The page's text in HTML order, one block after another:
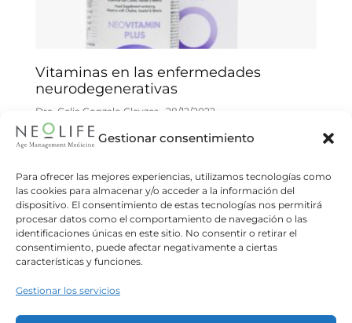
Gestionar consentimiento
Para ofrecer las mejores experiencias, utilizamos tecnologías como
las cookies para almacenar y/o acceder a la información del
dispositivo. El consentimiento de estas tecnologías nos permitirá
procesar datos como el comportamiento de navegación o las
identificaciones únicas en este sitio. No consentir o retirar el
consentimiento, puede afectar negativamente a ciertas
características y funciones.
Gestionar los servicios
Vitaminas en las enfermedades
neurodegenerativas
Dra. Celia Gonzalo Gleyzes 28/12/2022
Las vitaminas pueden ser beneficiosas para la
ciertas patologías neurodegenerativas. Las
claves del problema se encuentran en el
Read more